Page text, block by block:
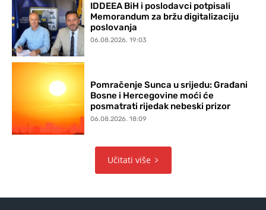
IDDEEA BiH i poslodavci potpisali
Memorandum za bržu digitalizaciju
poslovanja
06.08.2026. 19:03
Pomračenje Sunca u srijedu: Građani
Bosne i Hercegovine moći će
posmatrati rijedak nebeski prizor
06.08.2026. 18:09
Učitati više